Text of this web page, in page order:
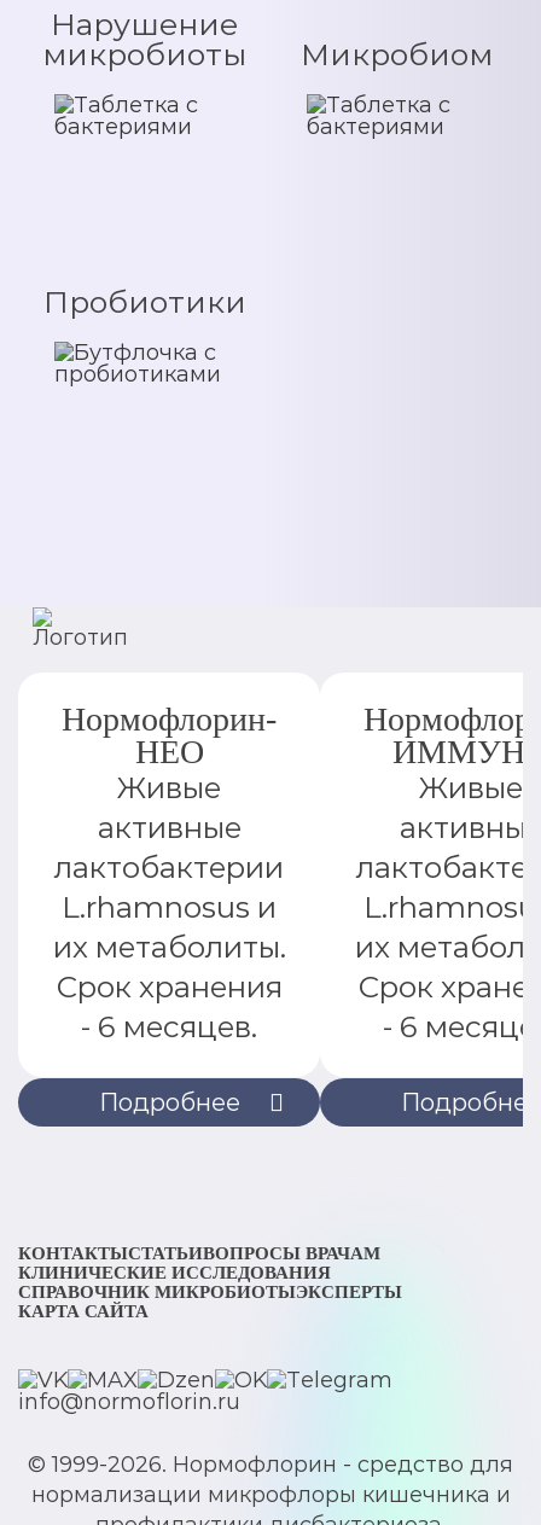
Нарушение
микробиоты
Микробиом
Пробиотики
Подробнее
Нормофлорин-
НЕО
Живые
активные
лактобактерии
L.rhamnosus и
их метаболиты.
Срок хранения
- 6 месяцев.
Подробнее
Живые
их
Срок
- 6
КОНТАКТЫСТАТЬИВОПРОСЫ ВРАЧАМ
КЛИНИЧЕСКИЕ ИССЛЕДОВАНИЯ
СПРАВОЧНИК МИКРОБИОТЫЭКСПЕРТЫ
КАРТА САЙТА
info@normoflorin.ru
© 1999-2026. Нормофлорин - средство для
нормализации микрофлоры кишечника и